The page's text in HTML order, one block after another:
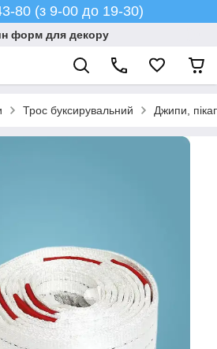
80 (з 9-00 до 19-30)
форм для декору
Трос буксирувальний Джипи,